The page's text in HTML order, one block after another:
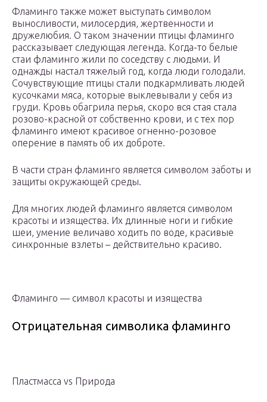
Фламинго также может выступать символом
выносливости, милосердия, жертвенности и
дружелюбия. О таком значении птицы фламинго
рассказывает следующая легенда. Когда-то белые
стаи фламинго жили по соседству с людьми. И
однажды настал тяжелый год, когда люди голодали.
Сочувствующие птицы стали подкармливать людей
кусочками мяса, которые выклевывали у себя из
груди. Кровь обагрила перья, скоро вся стая стала
розово-красной от собственно крови, и с тех пор
фламинго имеют красивое огненно-розовое
оперение в память об их доброте.
В части стран фламинго является символом заботы и
защиты окружающей среды.
Для многих людей фламинго является символом
красоты и изящества. Их длинные ноги и гибкие
шеи, умение величаво ходить по воде, красивые
синхронные взлеты – действительно красиво.
Фламинго — символ красоты и изящества
Отрицательная символика фламинго
Пластмасса vs Природа